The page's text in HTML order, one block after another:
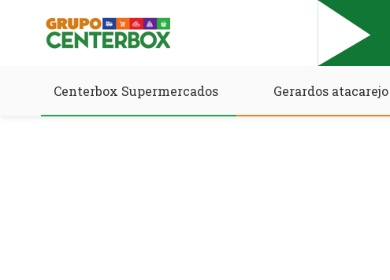
Centerbox Supermercados Gerardos atacarejo